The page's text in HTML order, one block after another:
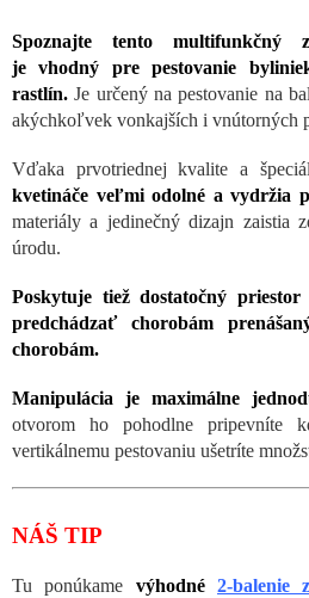
Spoznajte tento multifunkčný
je vhodný pre pestovanie
rastlín. Je určený na pestovanie na
akýchkoľvek vonkajších i vnútorných
Vďaka prvotriednej kvalite a
kvetináče veľmi odolné a vydržia
materiály a jedinečný dizajn zaistia
úrodu.
Poskytuje tiež dostatočný
predchádzať chorobám
chorobám.
Manipulácia je maximálne
otvorom ho pohodlne pripevníte
vertikálnemu pestovaniu ušetríte
NÁŠ TIP
Tu ponúkame výhodné
2-balenie